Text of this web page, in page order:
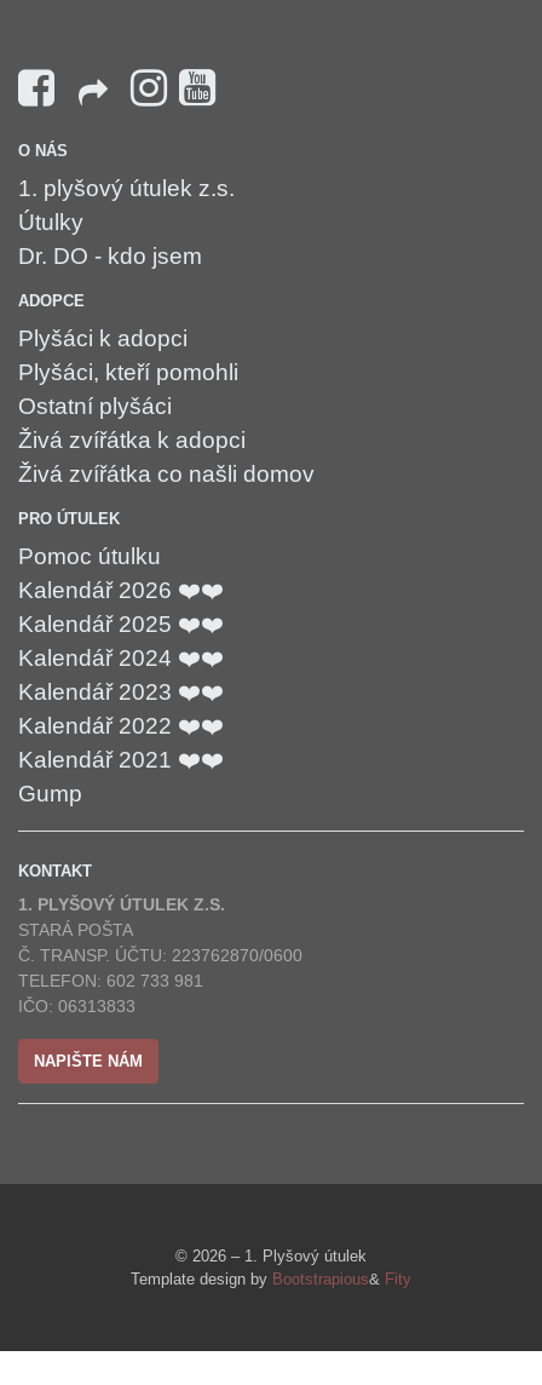
O NÁS
1. plyšový útulek z.s.
Útulky
Dr. DO - kdo jsem
ADOPCE
Plyšáci k adopci
Plyšáci, kteří pomohli
Ostatní plyšáci
Živá zvířátka k adopci
Živá zvířátka co našli domov
PRO ÚTULEK
Pomoc útulku
Kalendář 2026 ❤️❤️
Kalendář 2025 ❤️❤️
Kalendář 2024 ❤️❤️
Kalendář 2023 ❤️❤️
Kalendář 2022 ❤️❤️
Kalendář 2021 ❤️❤️
Gump
KONTAKT
1. PLYŠOVÝ ÚTULEK Z.S.
STARÁ POŠTA
Č. TRANSP. ÚČTU: 223762870/0600
TELEFON: 602 733 981
IČO: 06313833
NAPIŠTE NÁM
© 2026 – 1. Plyšový útulek
Template design by Bootstrapious& Fity